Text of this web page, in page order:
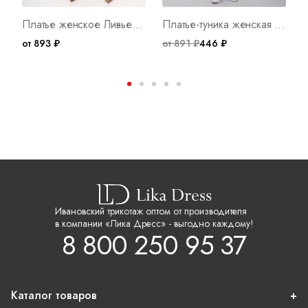
Платье женское Ливьен Арт. 10319
от 893 ₽
Платье-туника женская Луиза Е Арт. 7940
от 891 ₽446 ₽
Ивановский трикотаж оптом от производителя
в компании «Лика Дресс» - выгодно каждому!
8 800 250 95 37
Каталог товаров